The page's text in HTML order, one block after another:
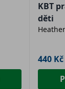
KBT
děti
440 Kč